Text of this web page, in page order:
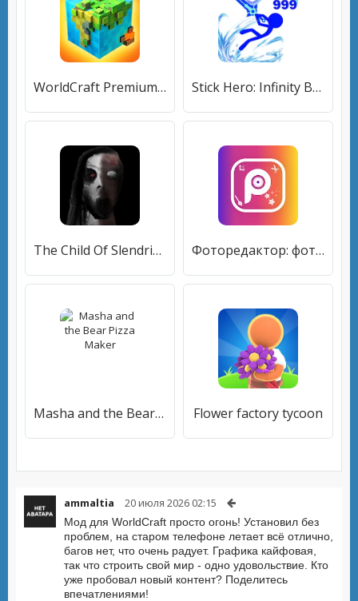
WorldCraft Premium: Блок Крафт Выживание Stick Hero: Infinity Battle
The Child Of Slendrina Фоторедактор: фото, фильтры и эффекты блеска
Masha and the Bear Pizza Maker Flower factory tycoon
ammaltia 20 июля 2026 02:15
Мод для WorldCraft просто огонь! Установил без
проблем, на старом телефоне летает всё отлично,
багов нет, что очень радует. Графика кайфовая,
так что строить свой мир - одно удовольствие. Кто
уже пробовал новый контент? Поделитесь
впечатлениями!